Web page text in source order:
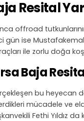
Resital
offroad
gün ise
ile zorlu doğa
Baja
bu heyecan
mücadele ve
Fethi Yıldız da